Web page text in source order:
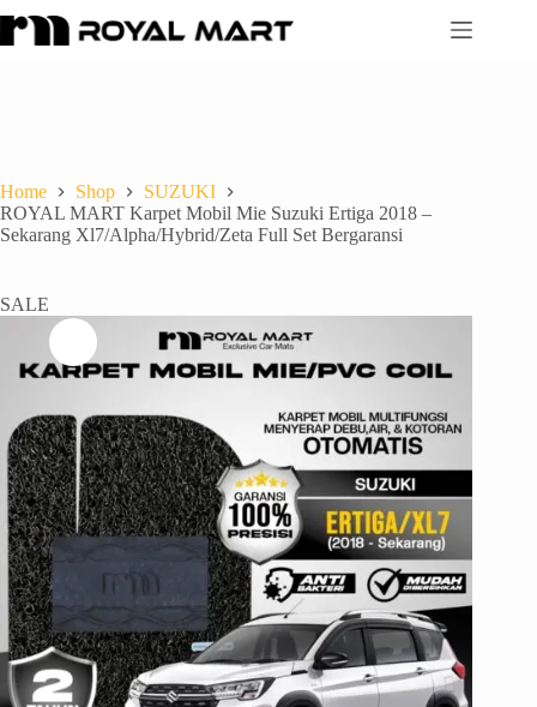
Home Shop
SUZUKI
ROYAL MART Karpet Mobil Mie Suzuki Ertiga 2018 –
Sekarang Xl7/Alpha/Hybrid/Zeta Full Set Bergaransi
SALE